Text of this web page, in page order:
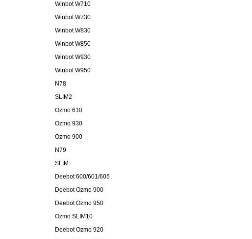
Winbot W710
Winbot W730
Winbot W830
Winbot W850
Winbot W930
Winbot W950
N78
SLIM2
Ozmo 610
Ozmo 930
Ozmo 900
N79
SLIM
Deebot 600/601/605
Deebot Ozmo 900
Deebot Ozmo 950
Ozmo SLIM10
Deebot Ozmo 920